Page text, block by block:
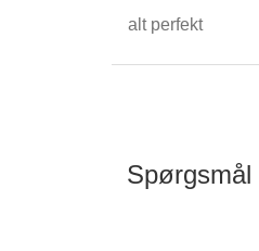
alt perfekt
Spørgsmål